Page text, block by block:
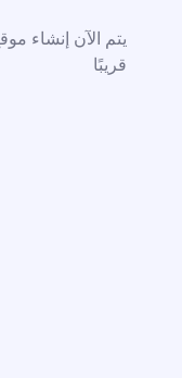
يتم الآن إنشاء
قريبًا